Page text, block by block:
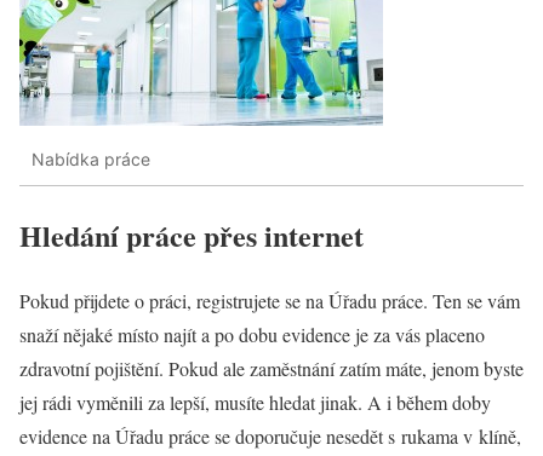
Nabídka práce
Hledání práce přes internet
Pokud přijdete o práci, registrujete se na Úřadu práce. Ten se vám
snaží nějaké místo najít a po dobu evidence je za vás placeno
zdravotní pojištění. Pokud ale zaměstnání zatím máte, jenom byste
jej rádi vyměnili za lepší, musíte hledat jinak. A i během doby
evidence na Úřadu práce se doporučuje nesedět s rukama v klíně,